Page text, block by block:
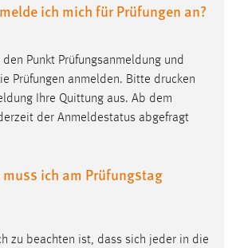
ich mich für Prüfungen an?
Punkt Prüfungsanmeldung und
Prüfungen anmelden. Bitte drucken
Ihre Quittung aus. Ab dem
der Anmeldestatus abgefragt
muss ich am Prüfungstag
zu beachten ist, dass sich jeder in die
_pk_id, _pk_ses
werden von Drittanbietern
personalisierte Werbung anzuzeigen.
sie Besucher über Websites